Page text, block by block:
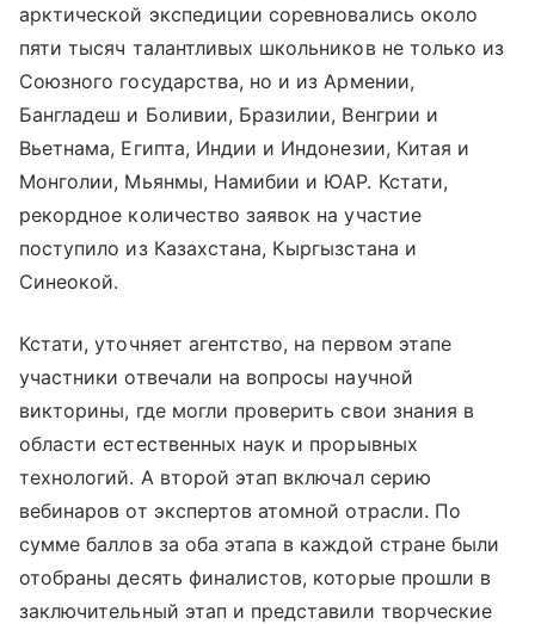
арктической экспедиции соревновались около
пяти тысяч талантливых школьников не только из
Союзного государства, но и из Армении,
Бангладеш и Боливии, Бразилии, Венгрии и
Вьетнама, Египта, Индии и Индонезии, Китая и
Монголии, Мьянмы, Намибии и ЮАР. Кстати,
рекордное количество заявок на участие
поступило из Казахстана, Кыргызстана и
Синеокой.
Кстати, уточняет агентство, на первом этапе
участники отвечали на вопросы научной
викторины, где могли проверить свои знания в
области естественных наук и прорывных
технологий. А второй этап включал серию
вебинаров от экспертов атомной отрасли. По
сумме баллов за оба этапа в каждой стране были
отобраны десять финалистов, которые прошли в
заключительный этап и представили творческие